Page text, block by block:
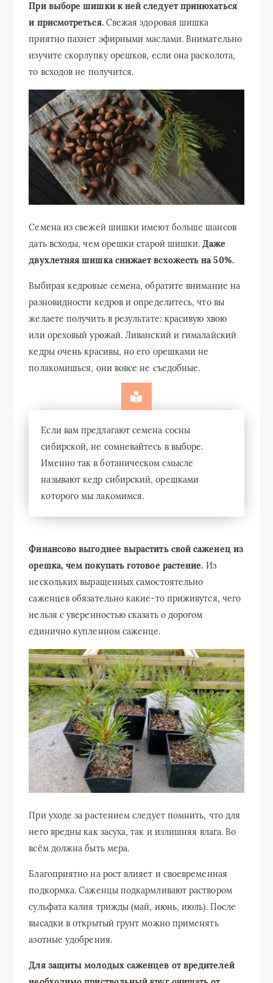
При выборе шишки к ней следует принюхаться
и присмотреться.Свежая здоровая шишка
приятно пахнет эфирными маслами. Внимательно
изучите скорлупку орешков, если она расколота,
то всходов не получится.
Семена из свежей шишки имеют больше шансов
дать всходы, чем орешки старой шишки.Даже
двухлетняя шишка снижает всхожесть на 50%.
Выбирая кедровые семена, обратите внимание на
разновидности кедров и определитесь, что вы
желаете получить в результате: красивую хвою
или ореховый урожай. Ливанский и гималайский
кедры очень красивы, но его орешками не
полакомишься, они вовсе не съедобные.
Если вам предлагают семена сосны
сибирской, не сомневайтесь в выборе.
Именно так в ботаническом смысле
называют кедр сибирский, орешками
которого мы лакомимся.
Финансово выгоднее вырастить свой саженец из
орешка, чем покупать готовое растение. Из
нескольких выращенных самостоятельно
саженцев обязательно какие-то приживутся, чего
нельзя с уверенностью сказать о дорогом
единично купленном саженце.
При уходе за растением следует помнить, что для
него вредны как засуха, так и излишняя влага. Во
всём должна быть мера.
Благоприятно на рост влияет и своевременная
подкормка. Саженцы подкармливают раствором
сульфата калия трижды (май, июнь, июль). После
высадки в открытый грунт можно применять
азотные удобрения.
Для защиты молодых саженцев от вредителей